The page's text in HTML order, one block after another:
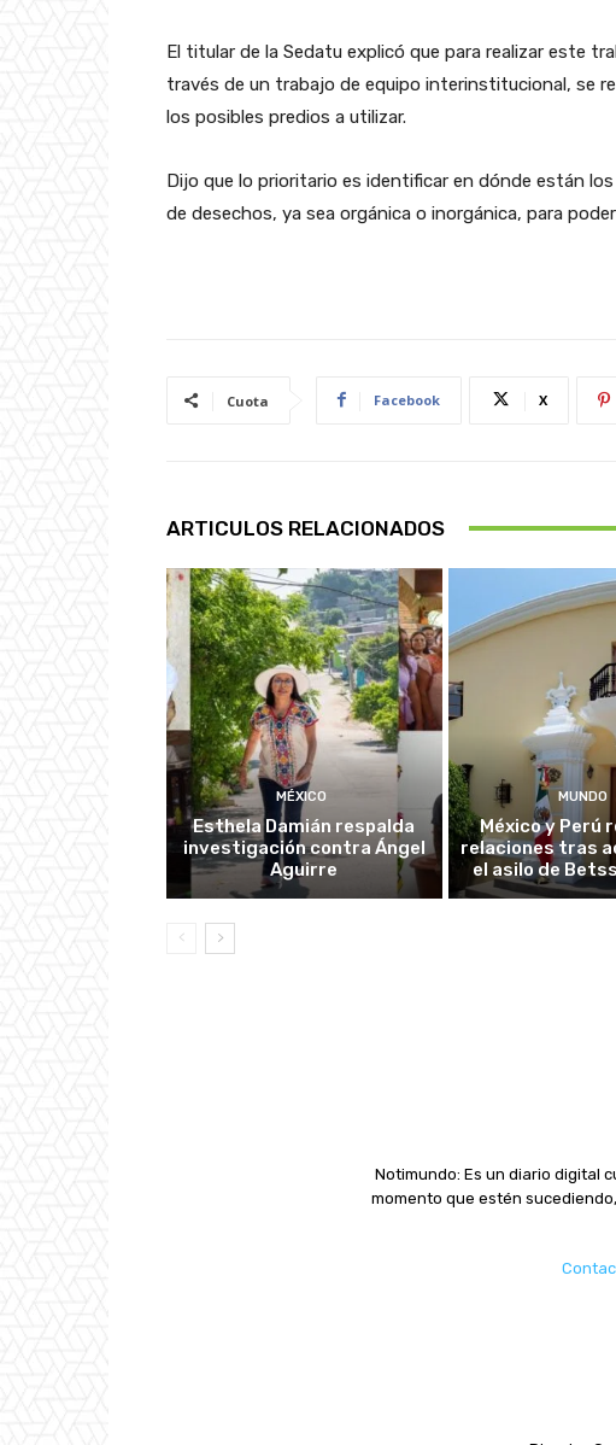
El titular de la Sedatu explicó que para realizar este
través de un trabajo de equipo interinstitucional, se
los posibles predios a utilizar.
Dijo que lo prioritario es identificar en dónde están
de desechos, ya sea orgánica o inorgánica, para
Cuota Facebook X
ARTICULOS RELACIONADOS
MÉXICO
Esthela Damián respalda
investigación contra Ángel
Aguirre
MUNDO
México y Perú
relaciones tras
el asilo de
Notimundo: Es un diario digital
momento que estén